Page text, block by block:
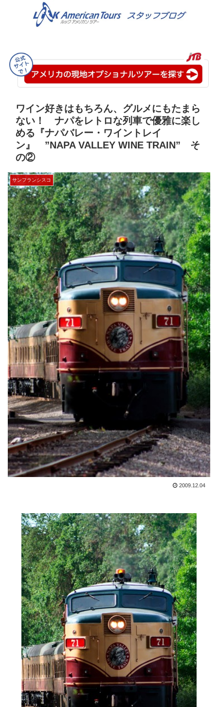
ワイン好きはもちろん、グルメにもたまら
ない！ ナパをレトロな列車で優雅に楽し
める『ナパバレー・ワイントレイ
ン』 ”NAPA VALLEY WINE TRAIN” そ
の②
サンフランシスコ
2009.12.04